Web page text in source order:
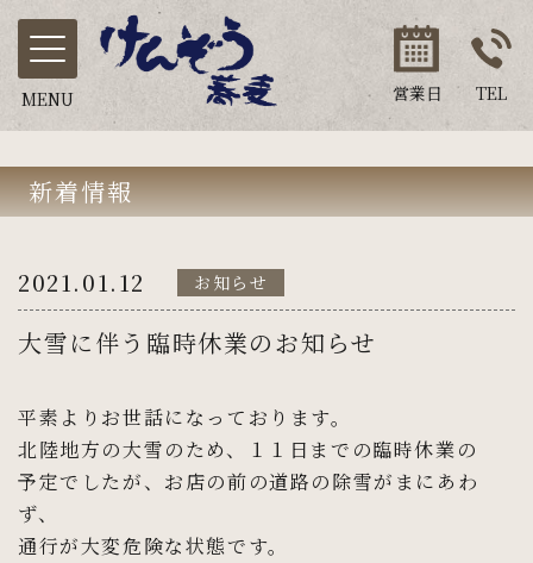
TEL
営業日
MENU
新着情報
2021.01.12 お知らせ
大雪に伴う臨時休業のお知らせ
平素よりお世話になっております。
北陸地方の大雪のため、１１日までの臨時休業の
予定でしたが、お店の前の道路の除雪がまにあわ
ず、
通行が大変危険な状態です。